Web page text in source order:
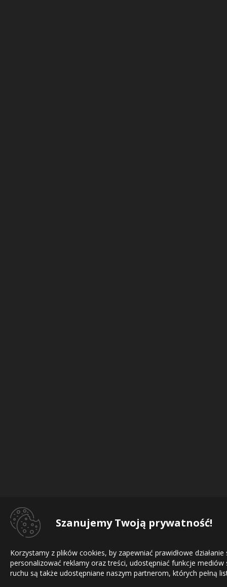
Szanujemy Twoją prywatność!
Korzystamy z plików cookies, by zapewniać prawidłowe
personalizować reklamy oraz treści, udostępniać funkcje
ruchu są także udostępniane naszym partnerom, których pełną